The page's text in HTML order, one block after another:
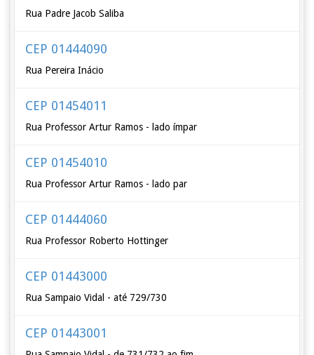
Rua Padre Jacob Saliba
CEP 01444090
Rua Pereira Inácio
CEP 01454011
Rua Professor Artur Ramos - lado ímpar
CEP 01454010
Rua Professor Artur Ramos - lado par
CEP 01444060
Rua Professor Roberto Hottinger
CEP 01443000
Rua Sampaio Vidal - até 729/730
CEP 01443001